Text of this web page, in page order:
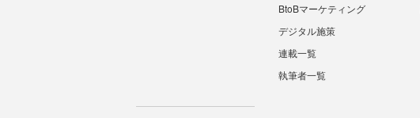
BtoBマーケティング
デジタル施策
連載一覧
執筆者一覧